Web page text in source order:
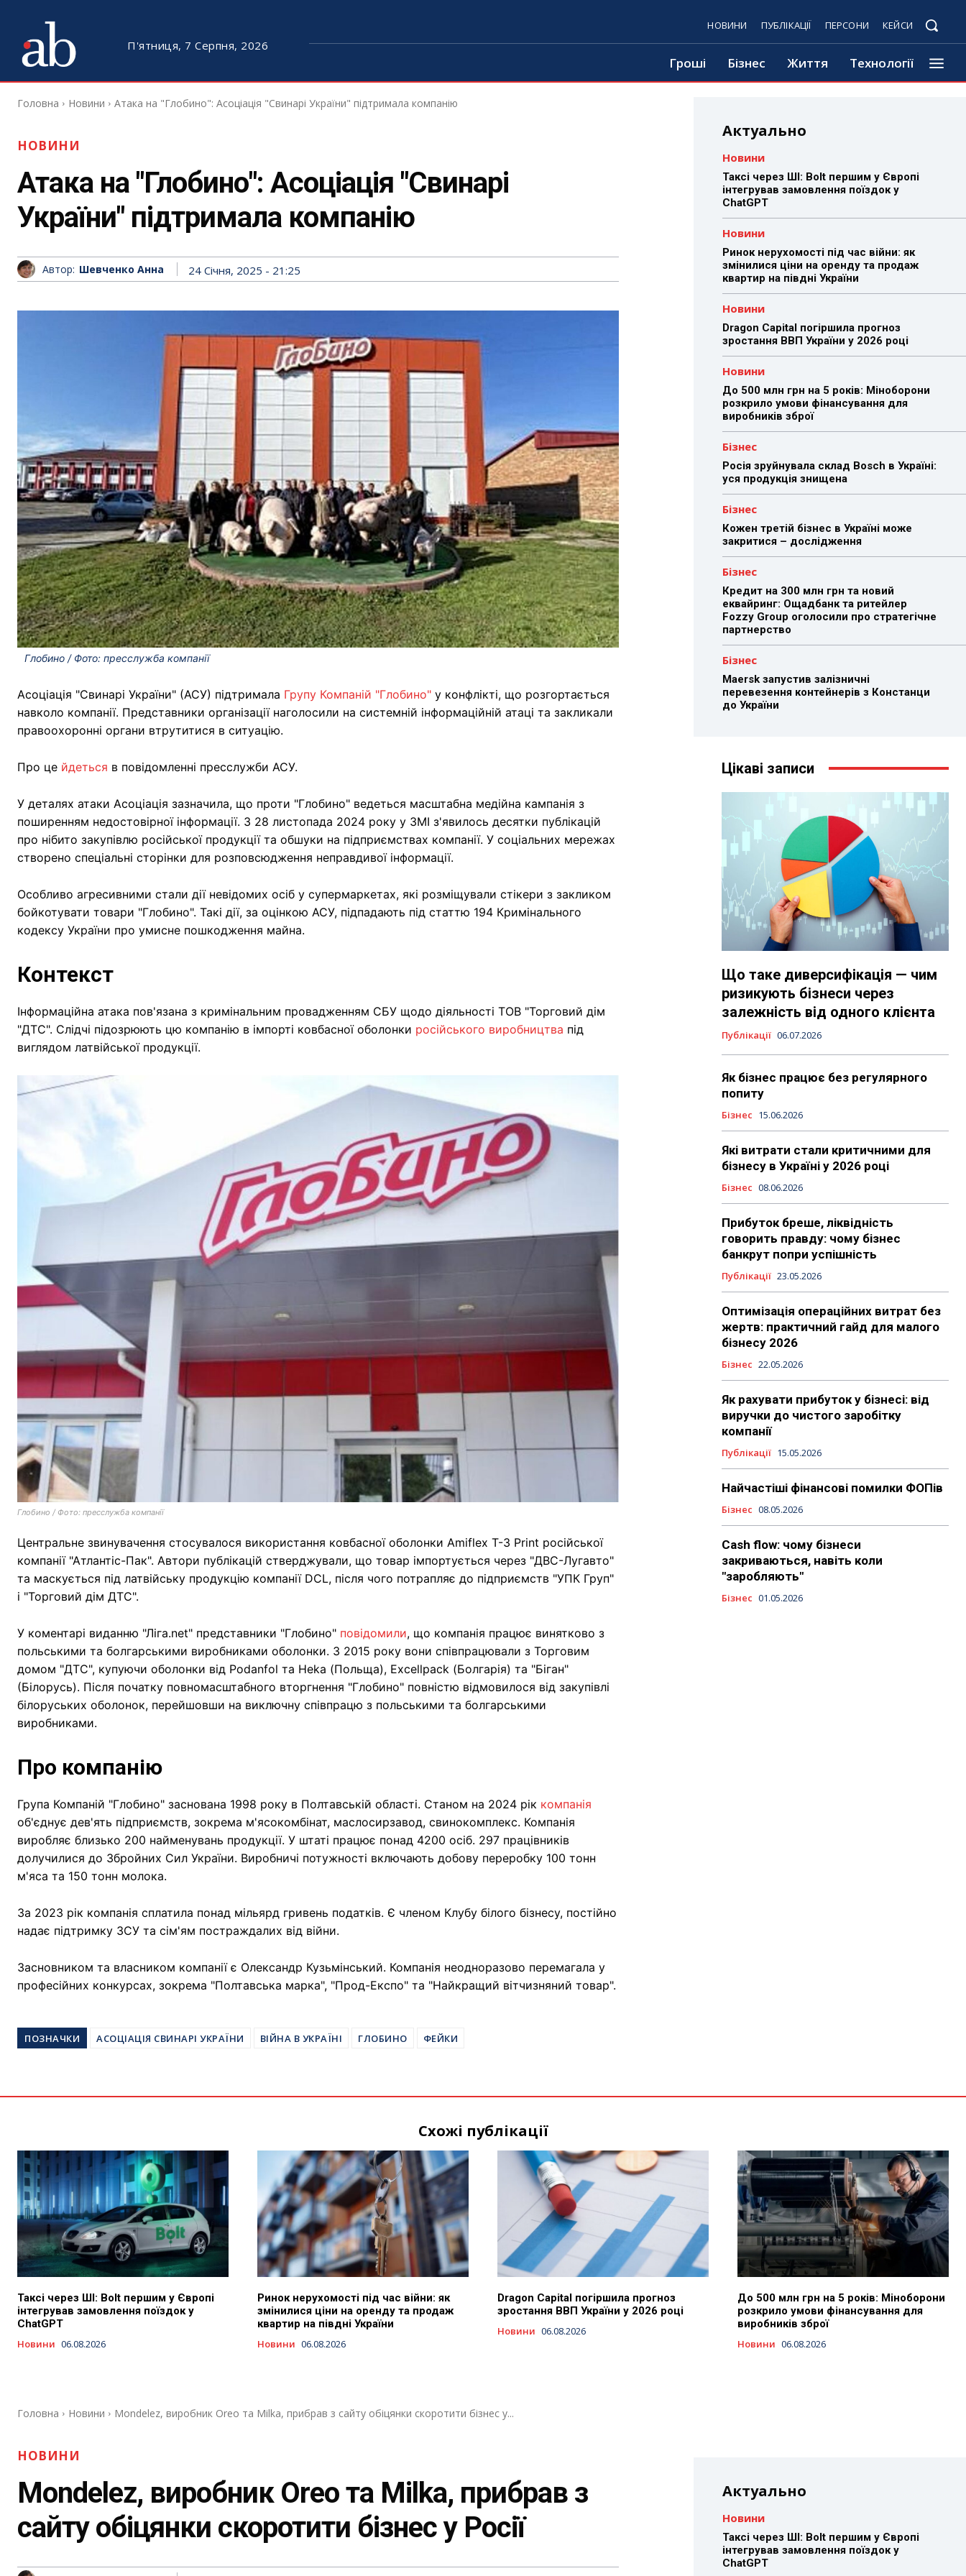
П'ятниця, 7 Серпня, 2026
НОВИНИ ПУБЛІКАЦІЇ ПЕРСОНИ КЕЙСИ
Гроші Бізнес Життя Технології
Головна Новини Атака на "Глобино": Асоціація "Свинарі України" підтримала компанію
НОВИНИ
Атака на "Глобино": Асоціація "Свинарі
України" підтримала компанію
Автор: Шевченко Анна 24 Січня, 2025 - 21:25
Глобино / Фото: пресслужба компанії
Асоціація "Свинарі України" (АСУ) підтримала Групу Компаній "Глобино" у конфлікті, що розгортається
навколо компанії. Представники організації наголосили на системній інформаційній атаці та закликали
правоохоронні органи втрутитися в ситуацію.
Про це йдеться в повідомленні пресслужби АСУ.
У деталях атаки Асоціація зазначила, що проти "Глобино" ведеться масштабна медійна кампанія з
поширенням недостовірної інформації. З 28 листопада 2024 року у ЗМІ з'явилось десятки публікацій
про нібито закупівлю російської продукції та обшуки на підприємствах компанії. У соціальних мережах
створено спеціальні сторінки для розповсюдження неправдивої інформації.
Особливо агресивними стали дії невідомих осіб у супермаркетах, які розміщували стікери з закликом
бойкотувати товари "Глобино". Такі дії, за оцінкою АСУ, підпадають під статтю 194 Кримінального
кодексу України про умисне пошкодження майна.
Контекст
Інформаційна атака пов'язана з кримінальним провадженням СБУ щодо діяльності ТОВ "Торговий дім
"ДТС". Слідчі підозрюють цю компанію в імпорті ковбасної оболонки російського виробництва під
виглядом латвійської продукції.
Глобино / Фото: пресслужба компанії
Центральне звинувачення стосувалося використання ковбасної оболонки Amiflex T-3 Print російської
компанії "Атлантіс-Пак". Автори публікацій стверджували, що товар імпортується через "ДВС-Лугавто"
та маскується під латвійську продукцію компанії DCL, після чого потрапляє до підприємств "УПК Груп"
і "Торговий дім ДТС".
У коментарі виданню "Ліга.net" представники "Глобино" повідомили, що компанія працює винятково з
польськими та болгарськими виробниками оболонки. З 2015 року вони співпрацювали з Торговим
домом "ДТС", купуючи оболонки від Podanfol та Heka (Польща), Excellpack (Болгарія) та "Біган"
(Білорусь). Після початку повномасштабного вторгнення "Глобино" повністю відмовилося від закупівлі
білоруських оболонок, перейшовши на виключну співпрацю з польськими та болгарськими
виробниками.
Про компанію
Група Компаній "Глобино" заснована 1998 року в Полтавській області. Станом на 2024 рік компанія
об'єднує дев'ять підприємств, зокрема м'ясокомбінат, маслосирзавод, свинокомплекс. Компанія
виробляє близько 200 найменувань продукції. У штаті працює понад 4200 осіб. 297 працівників
долучилися до Збройних Сил України. Виробничі потужності включають добову переробку 100 тонн
м'яса та 150 тонн молока.
За 2023 рік компанія сплатила понад мільярд гривень податків. Є членом Клубу білого бізнесу, постійно
надає підтримку ЗСУ та сім'ям постраждалих від війни.
Засновником та власником компанії є Олександр Кузьмінський. Компанія неодноразово перемагала у
професійних конкурсах, зокрема "Полтавська марка", "Прод-Експо" та "Найкращий вітчизняний товар".
ПОЗНАЧКИ АСОЦІАЦІЯ СВИНАРІ УКРАЇНИ ВІЙНА В УКРАЇНІ ГЛОБИНО ФЕЙКИ
Актуально
Новини
Таксі через ШІ: Bolt першим у Європі
інтегрував замовлення поїздок у
ChatGPT
Новини
Ринок нерухомості під час війни: як
змінилися ціни на оренду та продаж
квартир на півдні України
Новини
Dragon Capital погіршила прогноз
зростання ВВП України у 2026 році
Новини
До 500 млн грн на 5 років: Міноборони
розкрило умови фінансування для
виробників зброї
Бізнес
Росія зруйнувала склад Bosch в Україні:
уся продукція знищена
Бізнес
Кожен третій бізнес в Україні може
закритися – дослідження
Бізнес
Кредит на 300 млн грн та новий
еквайринг: Ощадбанк та ритейлер
Fozzy Group оголосили про стратегічне
партнерство
Бізнес
Maersk запустив залізничні
перевезення контейнерів з Констанци
до України
Цікаві записи
Що таке диверсифікація — чим
ризикують бізнеси через
залежність від одного клієнта
Публікації 06.07.2026
Як бізнес працює без регулярного
попиту
Бізнес 15.06.2026
Які витрати стали критичними для
бізнесу в Україні у 2026 році
Бізнес 08.06.2026
Прибуток бреше, ліквідність
говорить правду: чому бізнес
банкрут попри успішність
Публікації 23.05.2026
Оптимізація операційних витрат без
жертв: практичний гайд для малого
бізнесу 2026
Бізнес 22.05.2026
Як рахувати прибуток у бізнесі: від
виручки до чистого заробітку
компанії
Публікації 15.05.2026
Найчастіші фінансові помилки ФОПів
Бізнес 08.05.2026
Cash flow: чому бізнеси
закриваються, навіть коли
"заробляють"
Бізнес 01.05.2026
Схожі публікації
Таксі через ШІ: Bolt першим у Європі
інтегрував замовлення поїздок у
ChatGPT
Новини 06.08.2026
Ринок нерухомості під час війни: як
змінилися ціни на оренду та продаж
квартир на півдні України
Новини 06.08.2026
Dragon Capital погіршила прогноз
зростання ВВП України у 2026 році
Новини 06.08.2026
До 500 млн грн на 5 років: Міноборони
розкрило умови фінансування для
виробників зброї
Новини 06.08.2026